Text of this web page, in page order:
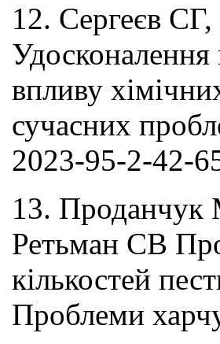
12. Сергеєв
Удосконалення
впливу
сучасних
2023-95-2-42-
13. Проданчук
Ретьман СВ
кількостей
Проблеми